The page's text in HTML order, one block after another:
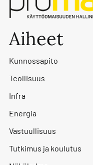
Aiheet
Kunnossapito
Teollisuus
Infra
Energia
Vastuullisuus
Tutkimus ja koulutus